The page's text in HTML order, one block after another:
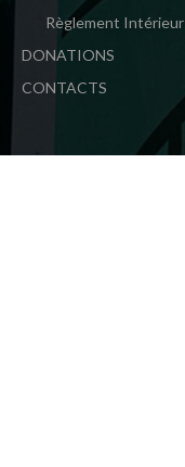
Règlement Intérieur
DONATIONS
CONTACTS